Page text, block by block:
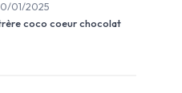
01/2025
coco coeur chocolat